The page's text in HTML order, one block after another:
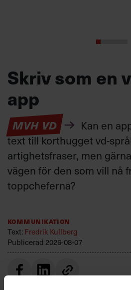
Skriv som en
app
MVH VD
Kan en
text till korthugget vd-
artighetsfraser, men
vägen för den som vill nå
toppcheferna?
Kommunikation
Text:Fredrik Kullberg
Publicerad 2026-08-07